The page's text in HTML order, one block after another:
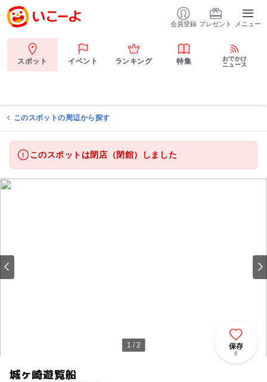
会員登録 プレゼント メニュー
スポット イベント ランキング 特集
おでかけ
ニュース
このスポットの周辺から探す
このスポットは閉店（閉館）しました
1 / 2
城ヶ崎遊覧船
保存
6